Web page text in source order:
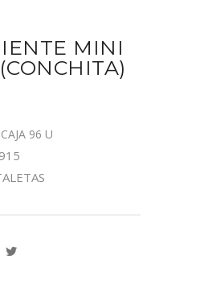
MINI
CAJA 96 U